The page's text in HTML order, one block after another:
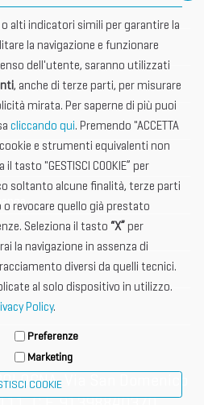
Via San Domenico
o alti indicatori simili per garantire la
la navigazione e funzionare
dell'utente, saranno utilizzati
, anche di terze parti, per misurare
mirata. Per saperne di più puoi
cliccando qui. Premendo "ACCETTA
e strumenti equivalenti non
"GESTISCI COOKIE” per
soltanto alcune finalità, terze parti
o revocare quello già prestato
Seleziona il tasto “X” per
la navigazione in assenza di
diversi da quelli tecnici.
al solo dispositivo in utilizzo.
Policy.
Preferenze
Marketing
COOKIE